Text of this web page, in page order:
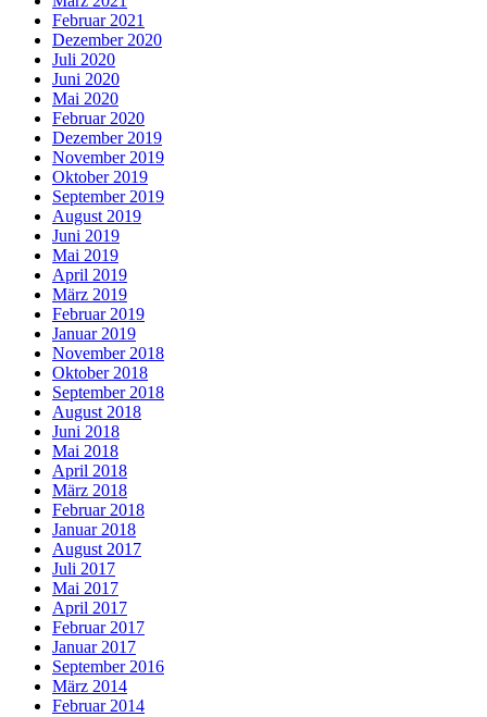
Februar 2021
Dezember 2020
Juli 2020
Juni 2020
Mai 2020
Februar 2020
Dezember 2019
November 2019
Oktober 2019
September 2019
August 2019
Juni 2019
Mai 2019
April 2019
März 2019
Februar 2019
Januar 2019
November 2018
Oktober 2018
September 2018
August 2018
Juni 2018
Mai 2018
April 2018
März 2018
Februar 2018
Januar 2018
August 2017
Juli 2017
Mai 2017
April 2017
Februar 2017
Januar 2017
September 2016
März 2014
Februar 2014